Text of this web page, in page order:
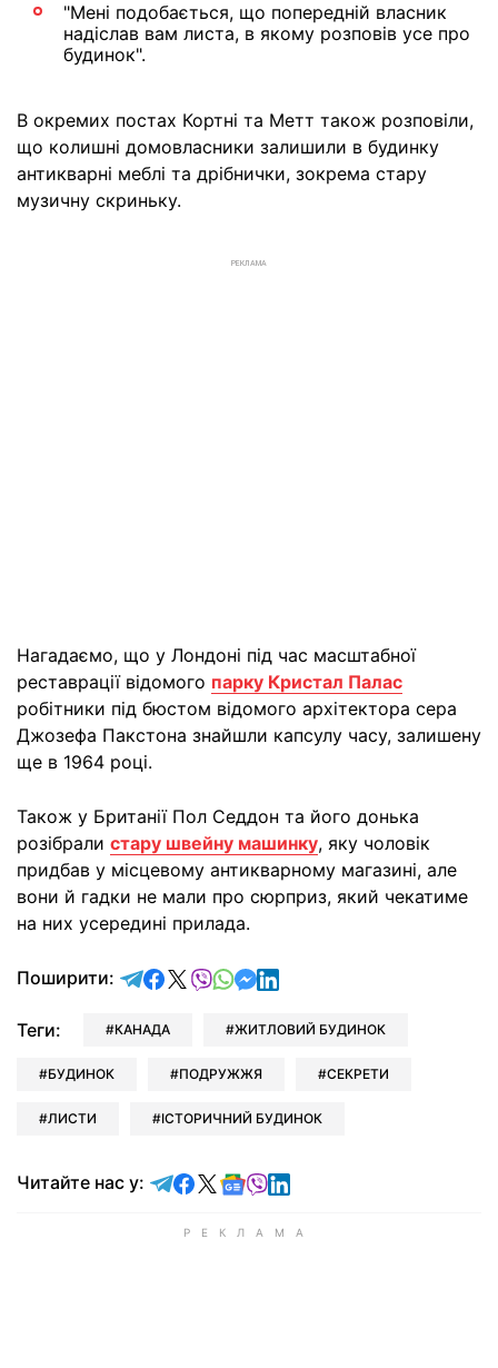
"Мені подобається, що попередній власник
надіслав вам листа, в якому розповів усе про
будинок".
В окремих постах Кортні та Метт також розповіли,
що колишні домовласники залишили в будинку
антикварні меблі та дрібнички, зокрема стару
музичну скриньку.
РЕКЛАМА
Нагадаємо, що у Лондоні під час масштабної
реставрації відомого парку Кристал Палас
робітники під бюстом відомого архітектора сера
Джозефа Пакстона знайшли капсулу часу, залишену
ще в 1964 році.
Також у Британії Пол Седдон та його донька
розібрали стару швейну машинку, яку чоловік
придбав у місцевому антикварному магазині, але
вони й гадки не мали про сюрприз, який чекатиме
на них усередині прилада.
Поширити: відправити у Telegram
поділитись у Facebook
поділитись у X
відправити у Viber
відправити у Whatsapp
відправити у Messenger
відправити у LinkedIn
Теги: КАНАДА ЖИТЛОВИЙ БУДИНОК
БУДИНОК ПОДРУЖЖЯ СЕКРЕТИ
ЛИСТИ ІСТОРИЧНИЙ БУДИНОК
Читайте нас у: Читайте у Telegram
Читайте у Facebook
Читайте у X
Читайте у Google news
Читайте у Viber
Читайте у LinkedIn